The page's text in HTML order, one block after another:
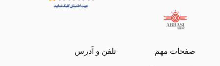
صفحات مهم تلفن و آدرس